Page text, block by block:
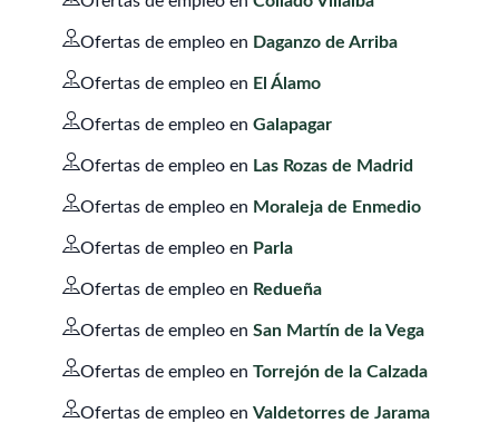
Ofertas de empleo en Daganzo de Arriba
Ofertas de empleo en El Álamo
Ofertas de empleo en Galapagar
Ofertas de empleo en Las Rozas de Madrid
Ofertas de empleo en Moraleja de Enmedio
Ofertas de empleo en Parla
Ofertas de empleo en Redueña
Ofertas de empleo en San Martín de la Vega
Ofertas de empleo en Torrejón de la Calzada
Ofertas de empleo en Valdetorres de Jarama